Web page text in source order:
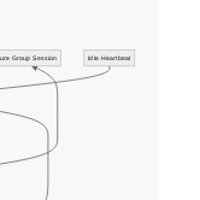
Group Session Idle Heartbeat